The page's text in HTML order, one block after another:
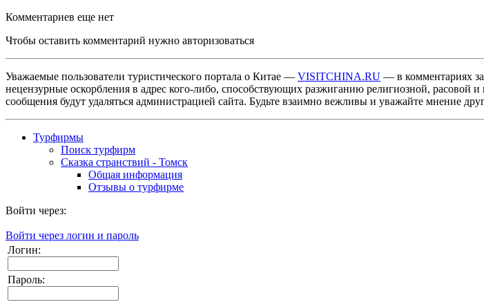
Комментариев еще нет
Чтобы оставить комментарий нужно авторизоваться
Уважаемые пользователи туристического портала о Китае — VISITCHINA.RU — в комментариях
нецензурные оскорбления в адрес кого-либо, способствующих разжиганию религиозной,
сообщения будут удаляться администрацией сайта. Будьте взаимно вежливы и уважайте мнение
Турфирмы
Поиск турфирм
Сказка странствий - Томск
Общая информация
Отзывы о турфирме
Войти через:
Войти через логин и пароль
Логин:
Пароль: